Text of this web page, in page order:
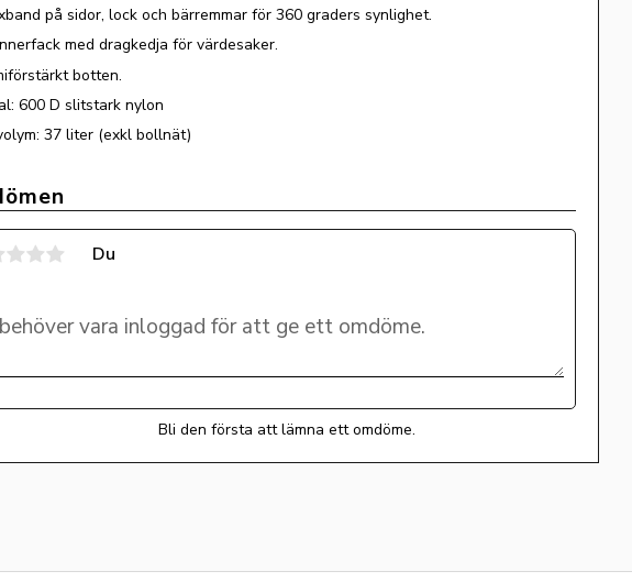
på sidor, lock och bärremmar för 360 graders synlighet.
med dragkedja för värdesaker.
botten.
600 D slitstark nylon
37 liter (exkl bollnät)
Du
Bli den första att lämna ett omdöme.